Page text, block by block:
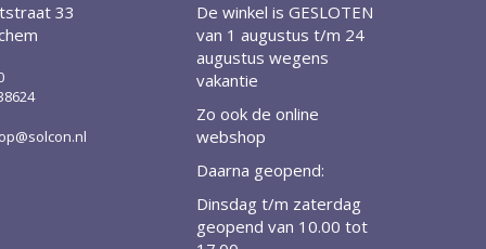
33
De winkel is GESLOTEN
van 1 augustus t/m 24
augustus wegens
vakantie
Zo ook de online
webshop
Daarna geopend:
Dinsdag t/m zaterdag
geopend van 10.00 tot